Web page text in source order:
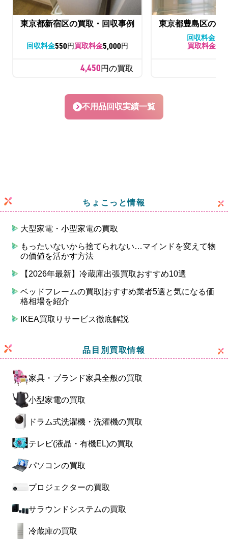
東京都新宿区の買取・回収事例
回収料金550円買取料金5,000円
4,450円の買取
東京都豊島区の買
回収料金
買取料金
不用品回収実績一覧
ちょこっと情報
大型家電・小型家電の買取
もったいないから捨てられない…マインドを変えて物
の価値を活かす方法
【2026年最新】冷蔵庫出張買取おすすめ10選
ベッドフレームの買取|おすすめ業者5選と気になる価
格相場を紹介
IKEA買取りサービス徹底解説
品目別買取情報
家具・ブランド家具全般の買取
小型家電の買取
ドラム式洗濯機・洗濯機の買取
テレビ(液晶・有機EL)の買取
パソコンの買取
プロジェクターの買取
サラウンドシステムの買取
冷蔵庫の買取